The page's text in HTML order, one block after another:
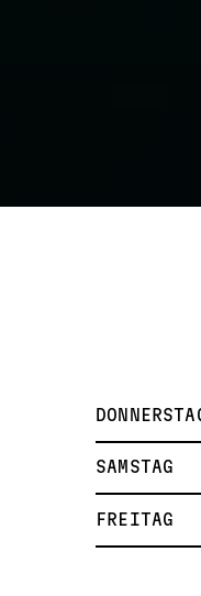
SAMSTAG
FREITAG